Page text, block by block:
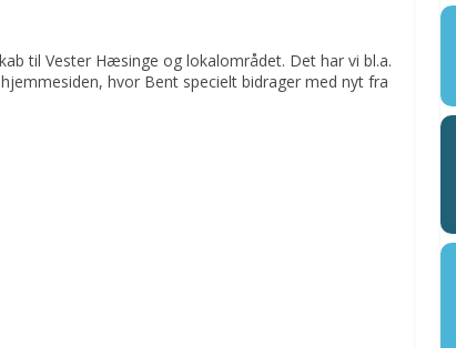
til Vester Hæsinge og lokalområdet. Det har vi bl.a.
hvor Bent specielt bidrager med nyt fra